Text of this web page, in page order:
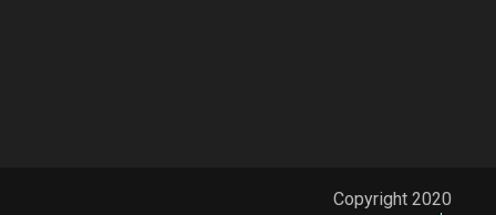
Copyright 2020